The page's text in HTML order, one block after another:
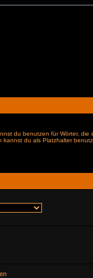
du benutzen für Wörter, die
kannst du als Platzhalter